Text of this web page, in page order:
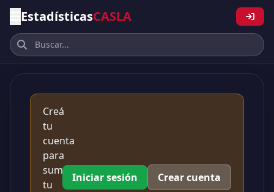
EstadísticasCASLA
Creá
tu
cuenta
para
sumar
tu
Iniciar sesión Crear cuenta